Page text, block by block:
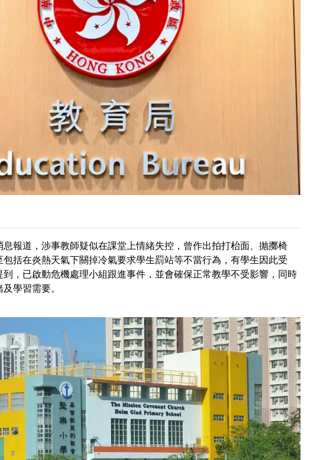
息報道，涉事教師疑似在課堂上情緒失控，曾作出拍打枱面、抛擲椅
括在炎熱天氣下關掉冷氣要求學生罰站等不當行為，有學生因此受
到，已啟動危機處理小組跟進事件，並會確保正常教學不受影響，同時
學習需要。